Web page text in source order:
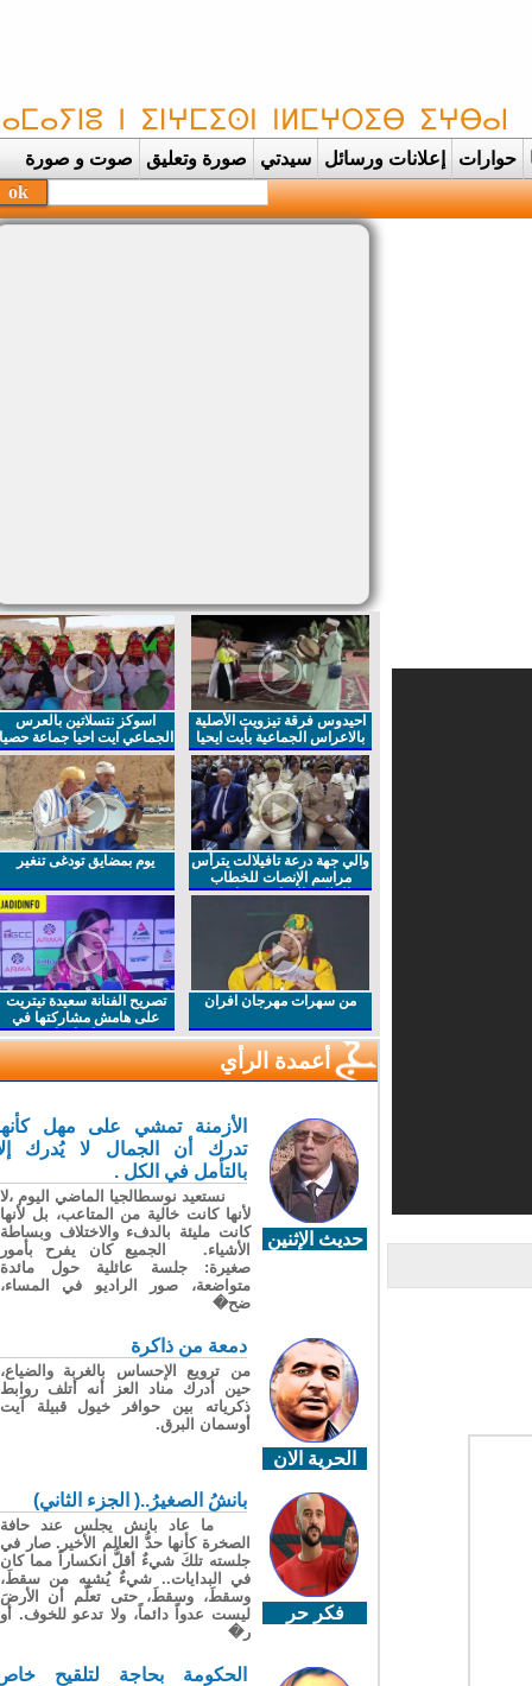
حوارات إعلانات ورسائل سيدتي صورة وتعليق صوت و صورة
احيدوس فرقة تيزويت الأصلية
بالاعراس الجماعية بأيت ايحيا
اسوكز نتسلاتين بالعرس
الجماعي ايت احيا جماعة حصيا
والي جهة درعة تافيلالت يترأس
مراسم الإنصات للخطاب
الملكي السامي بمناسبة
يوم بمضايق تودغى تنغير
من سهرات مهرجان افران
تصريح الفنانة سعيدة تيتريت
على هامش مشاركتها في
مهرجان افران
أعمدة الرأي
حديث الإثنين
الأزمنة تمشي على مهل كأنها
تدرك أن الجمال لا يُدرك إلا
بالتأمل في الكل .
نستعيد نوسطالجيا الماضي اليوم ،لا
لأنها كانت خالية من المتاعب، بل لأنها
كانت مليئة بالدفء والاختلاف وبساطة
الأشياء. الجميع كان يفرح بأمور
صغيرة: جلسة عائلية حول مائدة
متواضعة، صور الراديو في المساء،
ضح�
الحرية الان
دمعة من ذاكرة
من ترويع الإحساس بالغربة والضياع،
حين أدرك مناد العز أنه أتلف روابط
ذكرياته بين حوافر خيول قبيلة آيت
أوسمان البرق.
فكر حر
بانشُ الصغيرُ..( الجزء الثاني)
ما عاد بانش يجلس عند حافة
الصخرة كأنها حدُّ العالم الأخير. صار في
جلسته تلكَ شيءٌ أقلُّ انكساراً مما كان
في البدايات.. شيءٌ يُشبِه من سقطَ،
وسقطَ، وسقطَ، حتى تعلّم أن الأرضَ
ليست عدواً دائماً، ولا تدعو للخوف. أو
ر�
الحكومة بحاجة لتلقيح خاص